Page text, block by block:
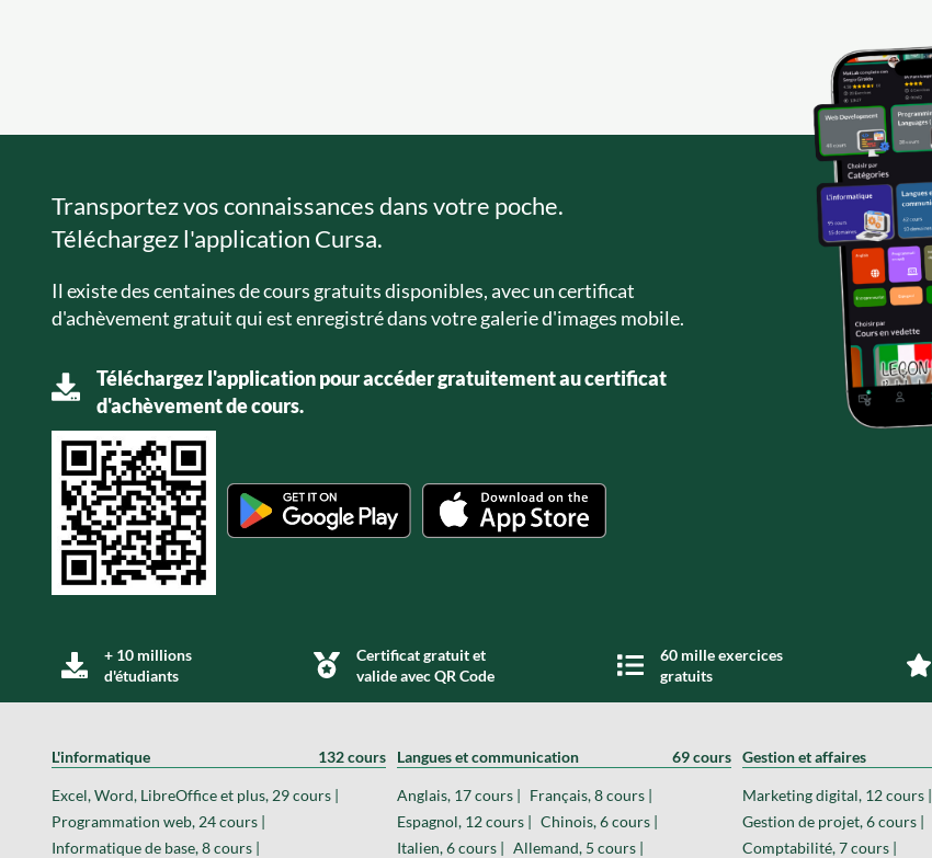
Transportez vos connaissances dans votre poche.
Téléchargez l'application Cursa.
Il existe des centaines de cours gratuits disponibles, avec un certificat
d'achèvement gratuit qui est enregistré dans votre galerie d'images mobile.
Téléchargez l'application pour accéder gratuitement au certificat
d'achèvement de cours.
+ 10 millions
d'étudiants
Certificat gratuit et
valide avec QR Code
60 mille exercices
gratuits
L'informatique 132 cours
Excel, Word, LibreOffice et plus, 29 cours |
Programmation web, 24 cours |
Informatique de base, 8 cours |
Langues et communication 69 cours
Anglais, 17 cours | Français, 8 cours |
Espagnol, 12 cours | Chinois, 6 cours |
Italien, 6 cours | Allemand, 5 cours |
Gestion et affaires
Marketing digital, 12 cours |
Gestion de projet, 6 cours |
Comptabilité, 7 cours |